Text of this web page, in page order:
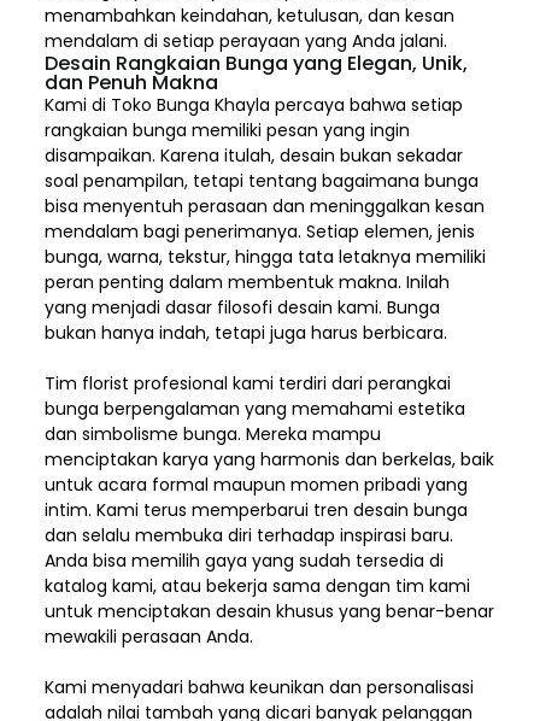
menambahkan keindahan, ketulusan, dan kesan
mendalam di setiap perayaan yang Anda jalani.
Desain Rangkaian Bunga yang Elegan, Unik,
dan Penuh Makna
Kami di Toko Bunga Khayla percaya bahwa setiap
rangkaian bunga memiliki pesan yang ingin
disampaikan. Karena itulah, desain bukan sekadar
soal penampilan, tetapi tentang bagaimana bunga
bisa menyentuh perasaan dan meninggalkan kesan
mendalam bagi penerimanya. Setiap elemen, jenis
bunga, warna, tekstur, hingga tata letaknya memiliki
peran penting dalam membentuk makna. Inilah
yang menjadi dasar filosofi desain kami. Bunga
bukan hanya indah, tetapi juga harus berbicara.
Tim florist profesional kami terdiri dari perangkai
bunga berpengalaman yang memahami estetika
dan simbolisme bunga. Mereka mampu
menciptakan karya yang harmonis dan berkelas, baik
untuk acara formal maupun momen pribadi yang
intim. Kami terus memperbarui tren desain bunga
dan selalu membuka diri terhadap inspirasi baru.
Anda bisa memilih gaya yang sudah tersedia di
katalog kami, atau bekerja sama dengan tim kami
untuk menciptakan desain khusus yang benar-benar
mewakili perasaan Anda.
Kami menyadari bahwa keunikan dan personalisasi
adalah nilai tambah yang dicari banyak pelanggan